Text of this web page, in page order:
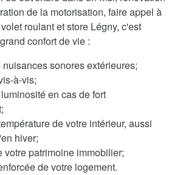
de la motorisation, faire appel à
roulant et store Légny, c'est
confort de vie :
sonores extérieures;
à-vis;
en cas de fort
de votre intérieur, aussi
hiver;
votre patrimoine immobilier;
de votre logement.